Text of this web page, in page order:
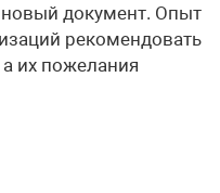
документ. Опыт
рекомендовать
их пожелания